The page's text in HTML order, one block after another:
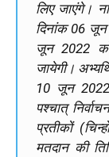
लिए जाएंगे।
दिनांक 06
जून 2022 को
जायेगी।
10 जून
पश्चात्
प्रतीकों
मतदान की